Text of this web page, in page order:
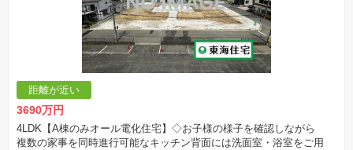
距離が近い
3690万円
4LDK【A棟のみオール電化住宅】◇お子様の様子を確認しながら
複数の家事を同時進行可能なキッチン背面には洗面室・浴室をご用